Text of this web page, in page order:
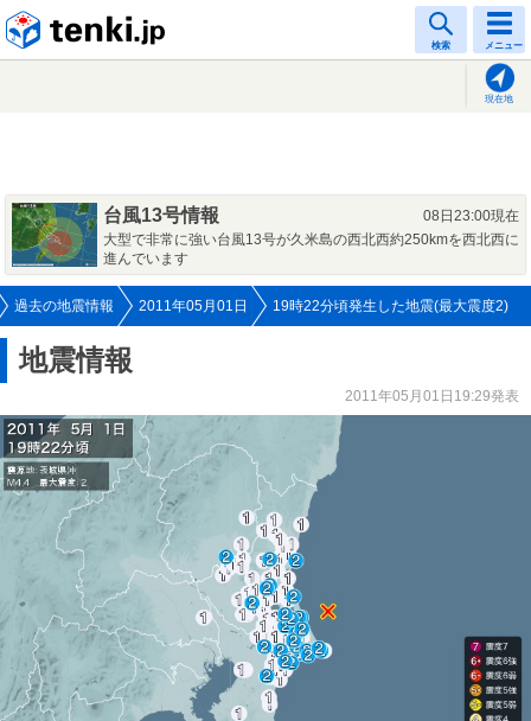
検索 メニュー
現在地
台風13号情報
08日23:00現在
大型で非常に強い台風13号が久米島の西北西約250kmを西北西に
進んでいます
過去の地震情報 2011年05月01日 19時22分頃発生した地震(最大震度2)
地震情報
2011年05月01日19:29発表